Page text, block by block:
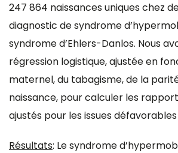
247 864 naissances uniques chez
diagnostic de syndrome
syndrome d’Ehlers-Danlos. Nous
régression logistique, ajustée en
maternel, du tabagisme, de la
naissance, pour calculer les
ajustés pour les issues
Résultats: Le syndrome